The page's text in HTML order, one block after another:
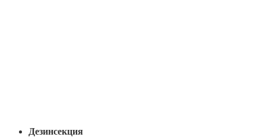
навигацияДезинсекция